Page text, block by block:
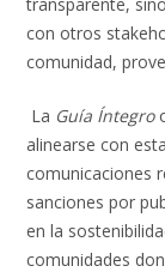
con otros
comunidad,
La Guía Íntegro
alinearse con
comunicaciones
sanciones por
en la
comunidades